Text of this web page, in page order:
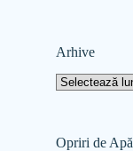
Arhive
Opriri de Apă